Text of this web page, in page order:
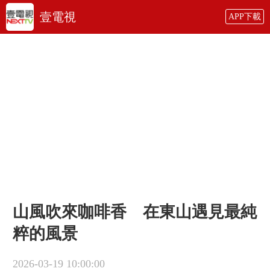
壹電視 APP下載
山風吹來咖啡香 在東山遇見最純
粹的風景
2026-03-19 10:00:00